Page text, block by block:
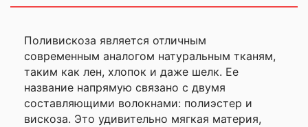
Поливискоза является отличным
современным аналогом натуральным тканям,
таким как лен, хлопок и даже шелк. Ее
название напрямую связано с двумя
составляющими волокнами: полиэстер и
вискоза. Это удивительно мягкая материя,